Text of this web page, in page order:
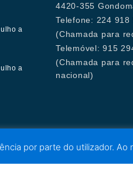
a
a
4420-355
Telefone: 224 918
(Chamada para
Telemóvel: 915
(Chamada para
nacional)
por parte do utilizador.